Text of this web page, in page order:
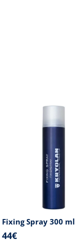
Fixing Spray 300 ml
44€